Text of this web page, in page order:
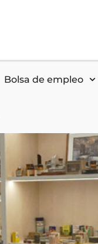
Bolsa de empleo